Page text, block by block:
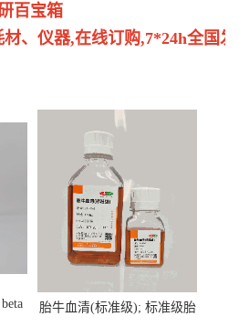
百宝箱
、仪器,在线订购,7*24h全国
胎牛血清(标准级); 标准级胎